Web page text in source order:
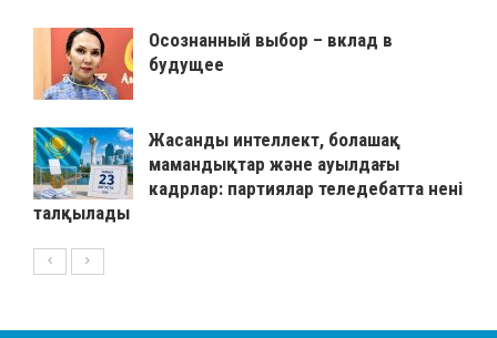
Осознанный выбор – вклад в
будущее
Жасанды интеллект, болашақ
мамандықтар және ауылдағы
кадрлар: партиялар теледебатта нені
талқылады